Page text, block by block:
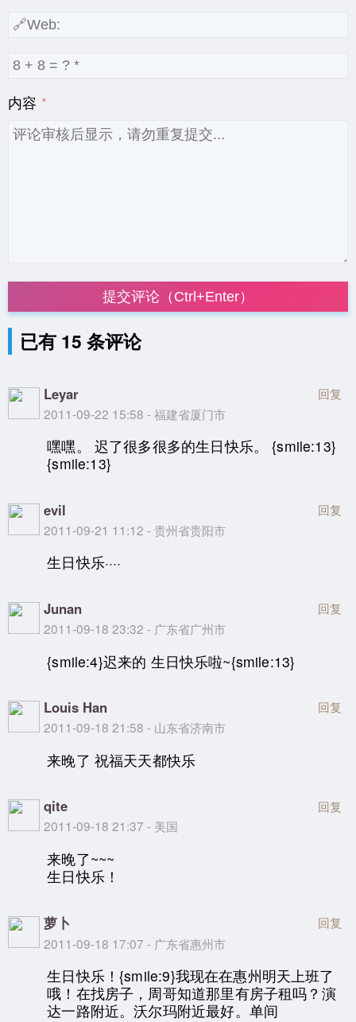
内容
提交评论（Ctrl+Enter）
已有 15 条评论
Leyar
2011-09-22 15:58 - 福建省厦门市
回复
嘿嘿。 迟了很多很多的生日快乐。 {smile:13}
{smile:13}
evil
2011-09-21 11:12 - 贵州省贵阳市
回复
生日快乐····
Junan
2011-09-18 23:32 - 广东省广州市
回复
{smile:4}迟来的 生日快乐啦~{smile:13}
Louis Han
2011-09-18 21:58 - 山东省济南市
回复
来晚了 祝福天天都快乐
qite
2011-09-18 21:37 - 美国
回复
来晚了~~~
生日快乐！
萝卜
2011-09-18 17:07 - 广东省惠州市
回复
生日快乐！{smile:9}我现在在惠州明天上班了
哦！在找房子，周哥知道那里有房子租吗？演
达一路附近。沃尔玛附近最好。单间